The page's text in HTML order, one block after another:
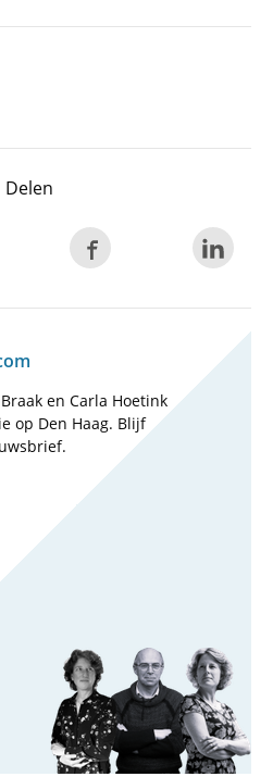
Delen
en Carla Hoetink
op Den Haag. Blijf